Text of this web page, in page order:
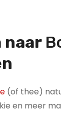
naar
(of thee)
en meer